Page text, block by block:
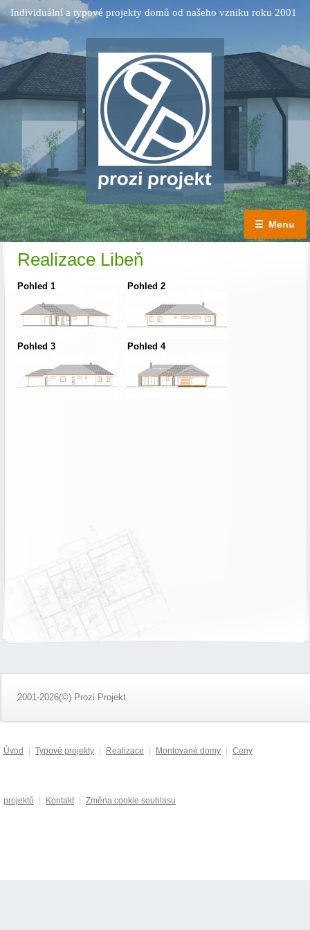
Individuální a typové projekty domů od našeho vzniku roku 2001
☰ Menu
Realizace Libeň
Pohled 1 Pohled 2
Pohled 3 Pohled 4
2001-2026(©) Prozi Projekt
Úvod Typové projekty Realizace Montované domy Ceny
projektů Kontakt Změna cookie souhlasu